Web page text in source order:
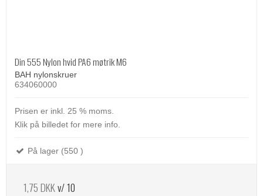
Din 555 Nylon hvid PA6 møtrik M6
BAH nylonskruer
634060000
Prisen er inkl. 25 % moms.
Klik på billedet for mere info.
På lager (550 )
1,75 DKKv/ 10